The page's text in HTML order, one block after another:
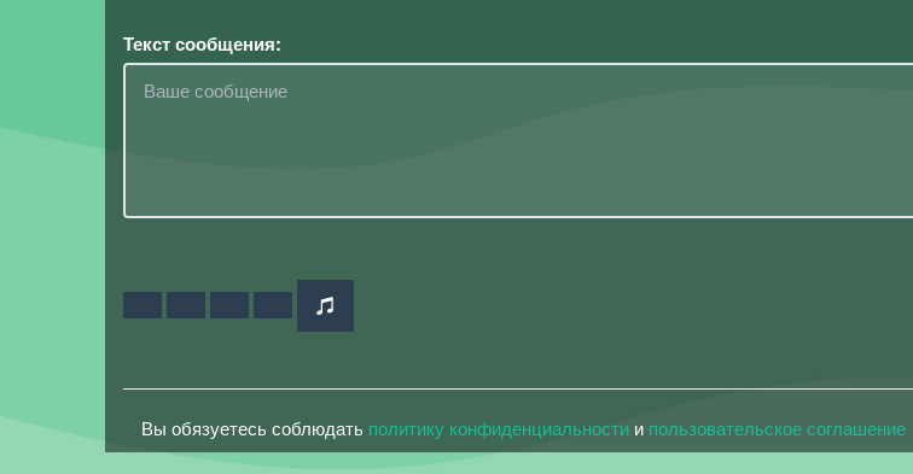
Текст сообщения:
Вы обязуетесь соблюдать политику конфиденциальности и пользовательское соглашение